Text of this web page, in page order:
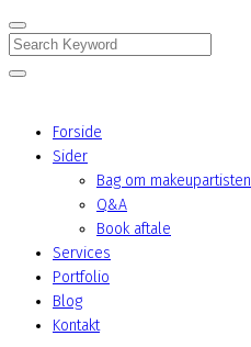
Search
Forside
Sider
Bag om makeupartisten
Q&A
Book aftale
Services
Portfolio
Blog
Kontakt